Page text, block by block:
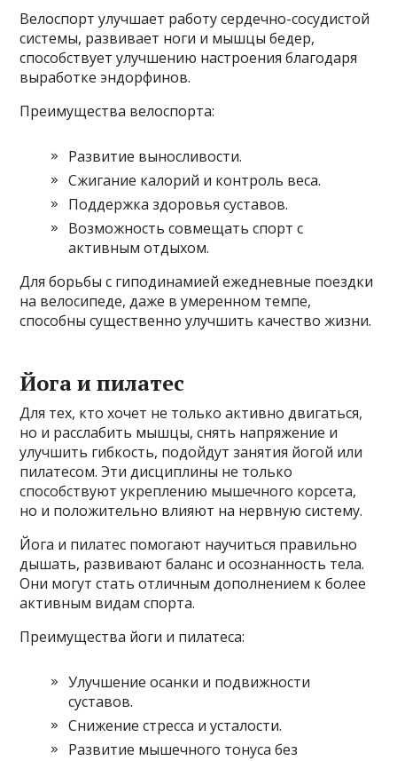
Велоспорт улучшает работу сердечно-сосудистой
системы, развивает ноги и мышцы бедер,
способствует улучшению настроения благодаря
выработке эндорфинов.
Преимущества велоспорта:
Развитие выносливости.
Сжигание калорий и контроль веса.
Поддержка здоровья суставов.
Возможность совмещать спорт с
активным отдыхом.
Для борьбы с гиподинамией ежедневные поездки
на велосипеде, даже в умеренном темпе,
способны существенно улучшить качество жизни.
Йога и пилатес
Для тех, кто хочет не только активно двигаться,
но и расслабить мышцы, снять напряжение и
улучшить гибкость, подойдут занятия йогой или
пилатесом. Эти дисциплины не только
способствуют укреплению мышечного корсета,
но и положительно влияют на нервную систему.
Йога и пилатес помогают научиться правильно
дышать, развивают баланс и осознанность тела.
Они могут стать отличным дополнением к более
активным видам спорта.
Преимущества йоги и пилатеса:
Улучшение осанки и подвижности
суставов.
Снижение стресса и усталости.
Развитие мышечного тонуса без